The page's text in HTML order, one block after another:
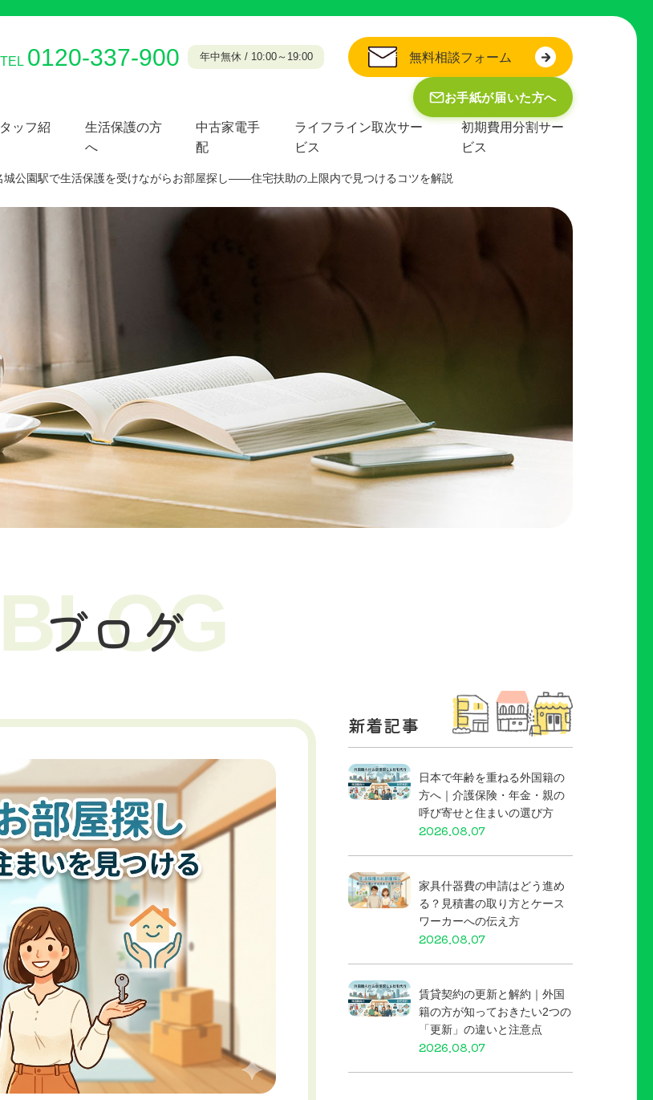
TEL 0120-337-900 年中無休 / 10:00～19:00 無料相談フォーム
お手紙が届いた方へ
ッフ紹
生活保護の方
へ
中古家電手
配
ライフライン取次サー
ビス
初期費用分割サー
ビス
城公園駅で生活保護を受けながらお部屋探し——住宅扶助の上限内で見つけるコツを解説
ブログ
BLOG
新着記事
日本で年齢を重ねる外国籍の
方へ｜介護保険・年金・親の
呼び寄せと住まいの選び方
2026.08.07
家具什器費の申請はどう進め
る？見積書の取り方とケース
ワーカーへの伝え方
2026.08.07
賃貸契約の更新と解約｜外国
籍の方が知っておきたい2つの
「更新」の違いと注意点
2026.08.07